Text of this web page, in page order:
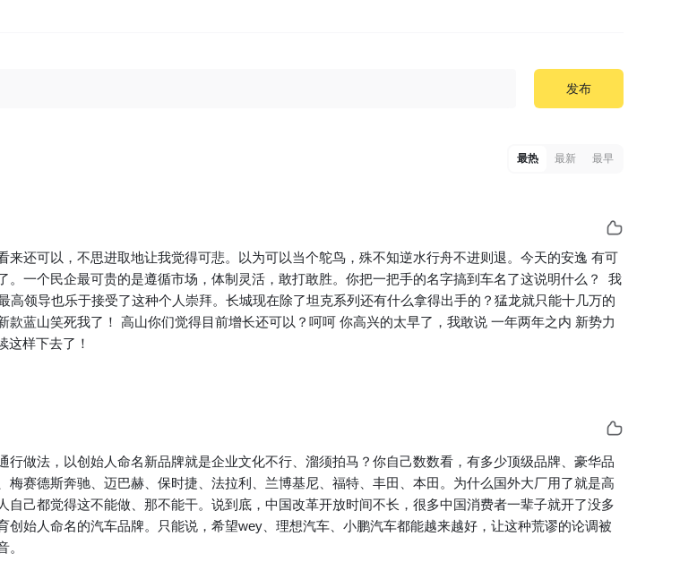
发布
最热 最新 最早
还可以，不思进取地让我觉得可悲。以为可以当个鸵鸟，殊不知逆水行舟不进则退。今天的安逸 有可
一个民企最可贵的是遵循市场，体制灵活，敢打敢胜。你把一把手的名字搞到车名了这说明什么？  我
领导也乐于接受了这种个人崇拜。长城现在除了坦克系列还有什么拿得出手的？猛龙就只能十几万的
蓝山笑死我了！ 高山你们觉得目前增长还可以？呵呵 你高兴的太早了，我敢说 一年两年之内 新势力
这样下去了！
做法，以创始人命名新品牌就是企业文化不行、溜须拍马？你自己数数看，有多少顶级品牌、豪华品
赛德斯奔驰、迈巴赫、保时捷、法拉利、兰博基尼、福特、丰田、本田。为什么国外大厂用了就是高
己都觉得这不能做、那不能干。说到底，中国改革开放时间不长，很多中国消费者一辈子就开了没多
始人命名的汽车品牌。只能说，希望wey、理想汽车、小鹏汽车都能越来越好，让这种荒谬的论调被
。